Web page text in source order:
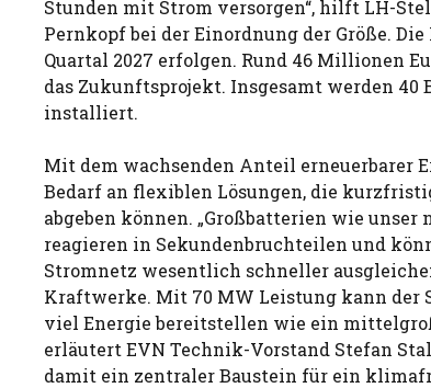
Stunden mit Strom versorgen“, hilft LH-
Pernkopf bei der Einordnung der Größe.
Quartal 2027 erfolgen. Rund 46 Millionen
das Zukunftsprojekt. Insgesamt werden 40
installiert.
Mit dem wachsenden Anteil erneuerbarer
Bedarf an flexiblen Lösungen, die
abgeben können. „Großbatterien wie
reagieren in Sekundenbruchteilen und
Stromnetz wesentlich schneller
Kraftwerke. Mit 70 MW Leistung kann der
viel Energie bereitstellen wie ein
erläutert EVN Technik-Vorstand Stefan
damit ein zentraler Baustein für ein